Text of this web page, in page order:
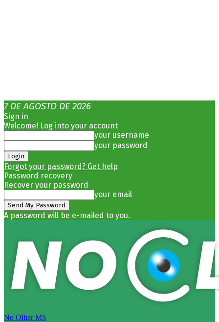
7 DE AGOSTO DE 2026
Sign in
Welcome! Log into your account
your username
your password
Forgot your password? Get help
Password recovery
Recover your password
your email
A password will be e-mailed to you.
No Olhar MS